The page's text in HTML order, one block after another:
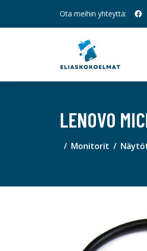
Ota meihin yhteyttä:
LENOVO
Monitorit